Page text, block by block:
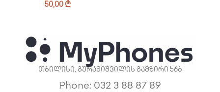
50,00 ₾
თბილისი, გურამიშვილის გამზირი 56ბ
Phone: 032 3 88 87 89